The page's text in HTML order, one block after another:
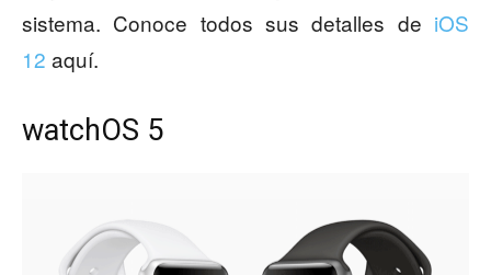
sistema. Conoce todos sus detalles de iOS
12 aquí.
watchOS 5